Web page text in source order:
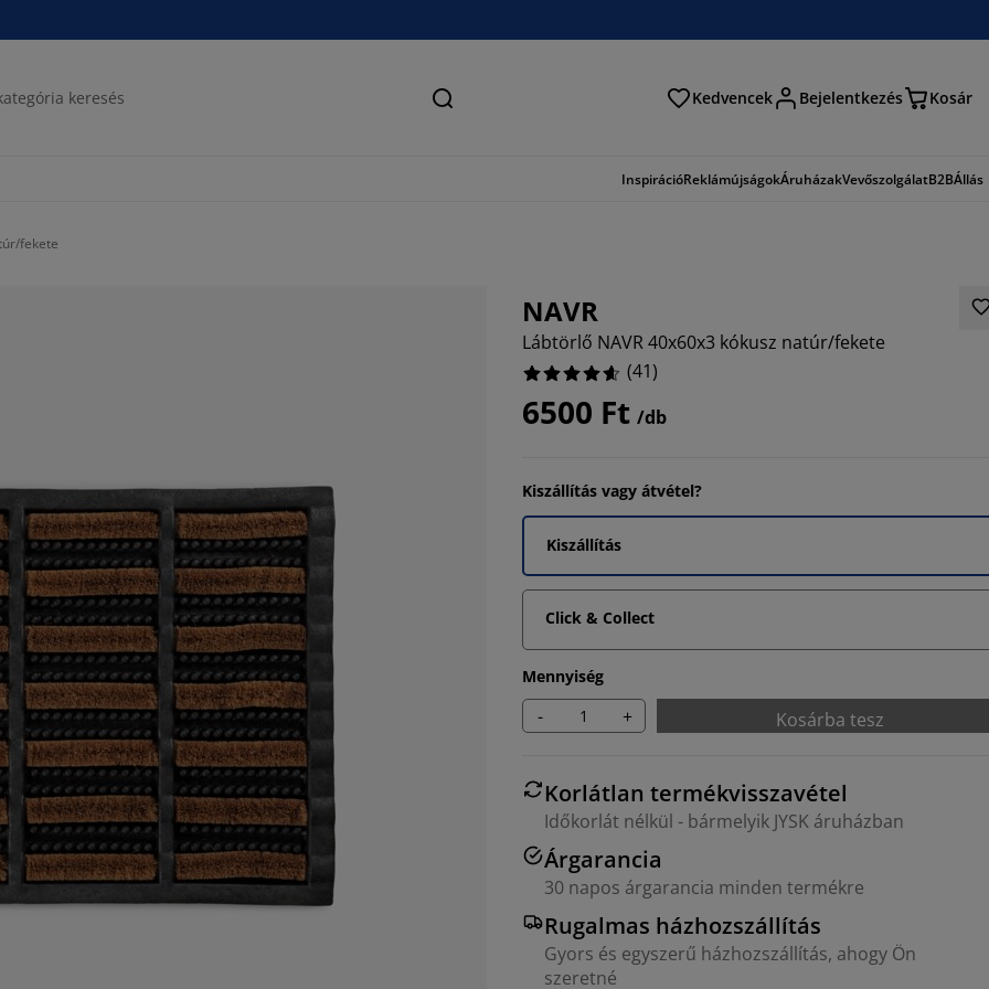
Keresés Kedvencek Bejelentkezés Kosár
InspirációReklámújságokÁruházakVevőszolgálatB2BÁllás
fekete
NAVR
Lábtörlő NAVR 40x60x3 kókusz natúr/fekete
(41)
6500 Ft /db
Kiszállítás vagy átvétel?
Kiszállítás
Click & Collect
Mennyiség
- + Kosárba tesz
Korlátlan termékvisszavétel
Időkorlát nélkül - bármelyik JYSK áruházban
Árgarancia
30 napos árgarancia minden termékre
Rugalmas házhozszállítás
Gyors és egyszerű házhozszállítás, ahogy Ön
szeretné
7.317073170731707%